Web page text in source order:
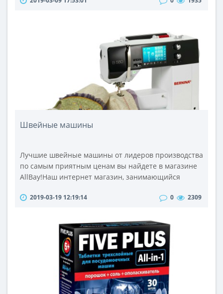
наличию дополнительных способностей,
рефлекторы превосходят фотозонты, хотя и
Швейные машины
Лучшие швейные машины от лидеров производства
по самым приятным ценам вы найдете в магазине
AllBay!Наш интернет магазин, занимающийся
предлагает своим клиентам купить швейные
Janome и Boutique. Приобретая товары у нас, все
постоянные покупатели всегда остаются довольны
покупкой, так как в нашем каталоге пр..
2019-03-19 12:19:14 0 2309